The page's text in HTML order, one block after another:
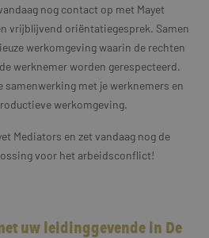
nog contact op met Mayet
vrijblijvend oriëntatiegesprek. Samen
werkomgeving waarin de rechten
werknemer worden gerespecteerd.
samenwerking met je werknemers en
werkomgeving.
Mediators en zet vandaag nog de
voor het arbeidsconflict!
uw leidinggevende in De